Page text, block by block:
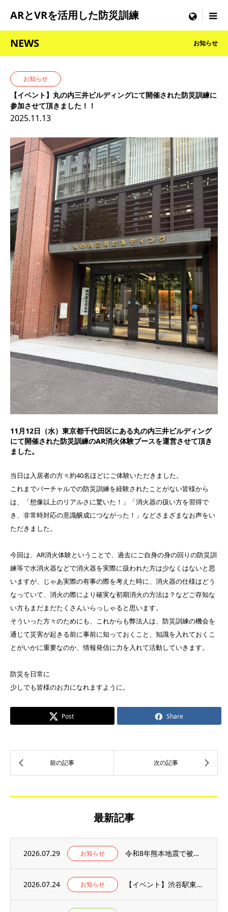
ARとVRを活用した防災訓練 menu
NEWS お知らせ
お知らせ
【イベント】丸の内三井ビルディングにて開催された防災訓練に
参加させて頂きました！！
2025.11.13
11月12日（水）東京都千代田区にある丸の内三井ビルディング
にて開催された防災訓練のAR消火体験ブースを運営させて頂き
ました。
当日は入居者の方々約40名ほどにご体験いただきました。
これまでバーチャルでの防災訓練を経験されたことがない皆様から
は、「想像以上のリアルさに驚いた！」「消火器の扱い方を習得で
き、非常時対応の意識醸成につながった！」などさまざまなお声をい
ただきました。
今回は、AR消火体験ということで、過去にご自身の身の回りの防災訓
練等で水消火器などで消火器を実際に扱われた方は少なくはないと思
いますが、じゃあ実際の有事の際を考えた時に、消火器の仕様はどう
なっていて、消火の際により確実な初期消火の方法は？などご存知な
い方もまだまだたくさんいらっしゃると思います。
そういった方々のためにも、これからも弊法人は、防災訓練の機会を
通じて災害が起きる前に事前に知っておくこと、知識を入れておくこ
とがいかに重要なのか、情報発信に力を入れて活動していきます。
防災を日常に
少しでも皆様のお力になれますように。
Post Share
最新記事
2026.07.29 お知らせ 令和8年熊本地震で被災された方々へお見舞い申し上げます
2026.07.24 お知らせ 【イベント】渋谷駅東口広場にて開催される、「浸水疑似体験イベント」でAR浸水体験ブース...